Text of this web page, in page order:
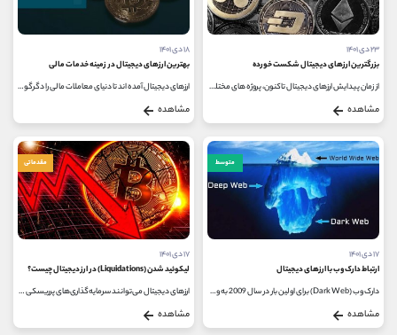
۲۳ دی ۱۴۰۱
بزرگترین ارزهای دیجیتال شکست خورده
از زمان پیدایش ارزهای دیجیتال تاکنون، پروژه های مختلف بسیاری ایجاد شده اند. برخی از این پروژه ها موفقیت آمیز و برخی دیگر دچار...
مشاهده
۱۸ دی ۱۴۰۱
بهترین ارزهای دیجیتال در زمینه خدمات مالی
ارزهای دیجیتال آمده اند تا دنیای معاملات مالی را دگرگون کنند. در میان تعداد زیادی از این رمزارزها برخی از آن ها در صدر لیست...
مشاهده
متوسط
۱۷ دی ۱۴۰۱
ارتباط دارک وب با ارزهای دیجیتال
دارک وب (Dark Web) برای اولین بار در سال 2009 به وجود آمد و به آن بخشی از اینترنت گفته می شود که از طریق موتورهای جست و جوی وب سنتی،...
مشاهده
مقدماتی
۱۷ دی ۱۴۰۱
لیکوئید شدن (Liquidations) در ارز دیجیتال چیست؟
ارزهای دیجیتال می‌توانند سرمایه‌گذاری‌های پرریسکی باشند، به طوری که برخی از سکه‌ها نوسانات شدید قیمت را نشان می‌دهند...
مشاهده